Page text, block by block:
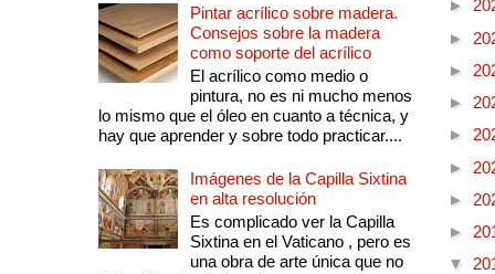
Pintar acrílico sobre madera.
Consejos sobre la madera
como soporte del acrílico
El acrílico como medio o
pintura, no es ni mucho menos
lo mismo que el óleo en cuanto a técnica, y
hay que aprender y sobre todo practicar....
Imágenes de la Capilla Sixtina
en alta resolución
Es complicado ver la Capilla
Sixtina en el Vaticano , pero es
una obra de arte única que no
►
►
►
►
►
►
►
►
▼